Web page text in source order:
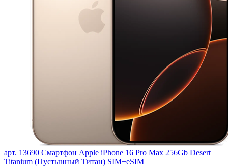
арт. 13690 Смартфон Apple iPhone 16 Pro Max 256Gb Desert
Titanium (Пустынный Титан) SIM+eSIM